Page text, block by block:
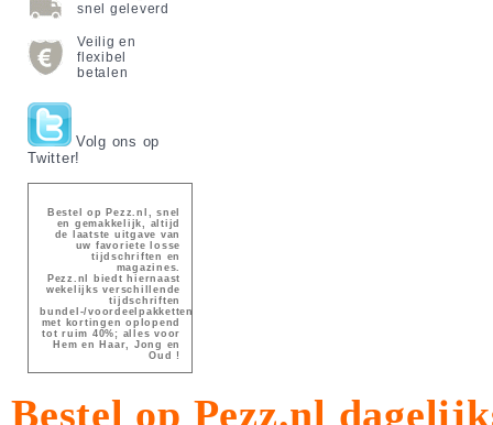
snel geleverd
Veilig en
flexibel
betalen
Volg ons op
Twitter!
Bestel op Pezz.nl, snel
en gemakkelijk, altijd
de laatste uitgave van
uw favoriete losse
tijdschriften en
magazines.
Pezz.nl biedt hiernaast
wekelijks verschillende
tijdschriften
bundel-/voordeelpakketten
met kortingen oplopend
tot ruim 40%; alles voor
Hem en Haar, Jong en
Oud !
Bestel op Pezz.nl